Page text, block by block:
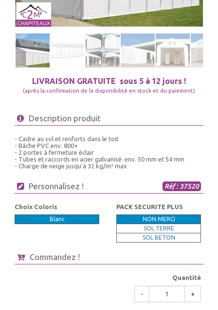
LIVRAISON GRATUITE sous 5 à 12 jours !
(après la confirmation de la disponibilité en stock et du paiement)
Description produit
- Cadre au sol et renforts dans le toit
- Bâche PVC env. 800+
- 2 portes à fermeture éclair
- Tubes et raccords en acier galvanisé: env. 50 mm et 54 mm
- Charge de neige jusqu'à 32 kg/m² max
Personnalisez ! Réf : 37520
Choix Coloris
Blanc
PACK SECURITE PLUS
NON MERCI
SOL TERRE
SOL BETON
Commandez !
Quantité
- +